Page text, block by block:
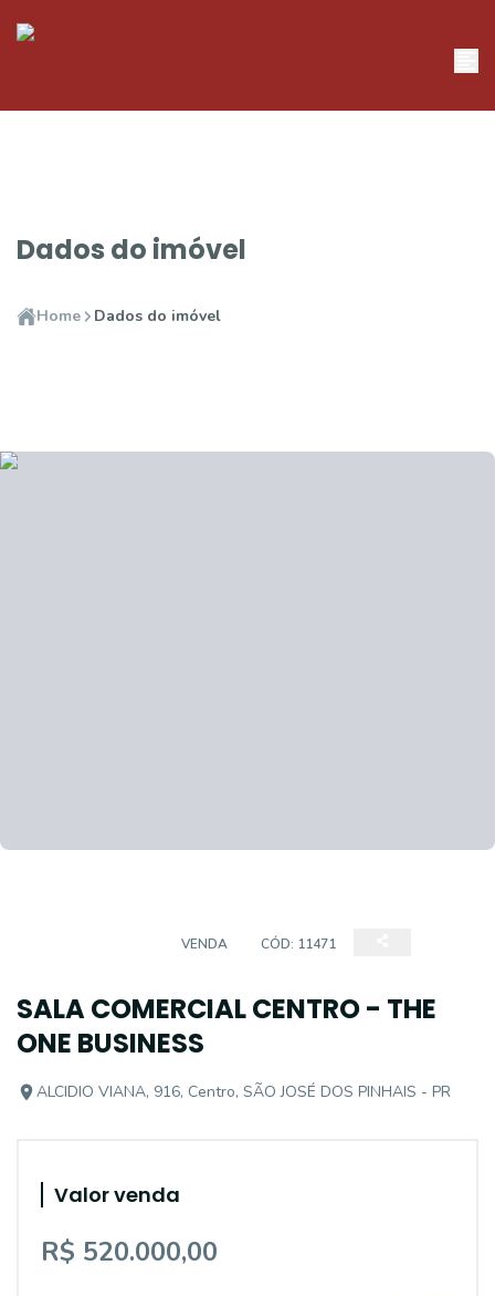
Dados do imóvel
Home Dados do imóvel
VENDA CÓD: 11471
SALA COMERCIAL CENTRO - THE
ONE BUSINESS
ALCIDIO VIANA, 916, Centro, SÃO JOSÉ DOS PINHAIS - PR
Valor venda
R$ 520.000,00